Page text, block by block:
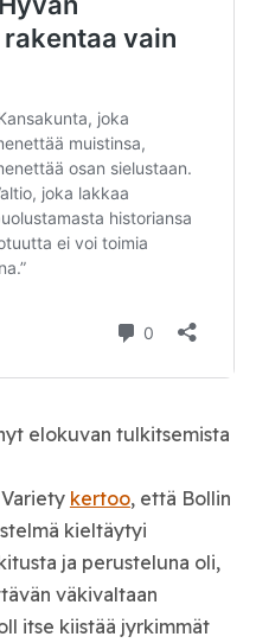
elokuvan tulkitsemista
kertoo, että Bollin
kieltäytyi
ja perusteluna oli,
väkivaltaan
itse kiistää jyrkimmät